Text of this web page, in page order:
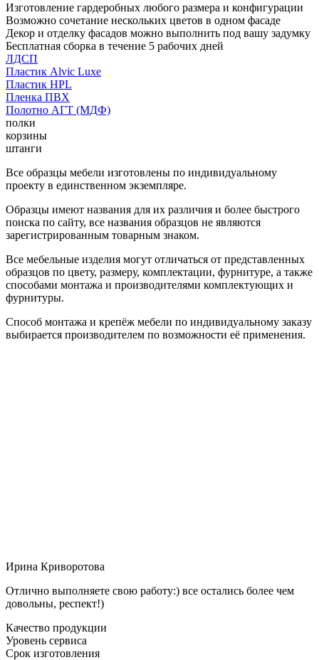
Изготовление гардеробных любого размера и конфигурации
Возможно сочетание нескольких цветов в одном фасаде
Декор и отделку фасадов можно выполнить под вашу задумку
Бесплатная сборка в течение 5 рабочих дней
ЛДСП
Пластик Alvic Luxe
Пластик HPL
Пленка ПВХ
Полотно АГТ (МДФ)
полки
корзины
штанги
Все образцы мебели изготовлены по индивидуальному
проекту в единственном экземпляре.
Образцы имеют названия для их различия и более быстрого
поиска по сайту, все названия образцов не являются
зарегистрированным товарным знаком.
Все мебельные изделия могут отличаться от представленных
образцов по цвету, размеру, комплектации, фурнитуре, а также
способами монтажа и производителями комплектующих и
фурнитуры.
Способ монтажа и крепёж мебели по индивидуальному заказу
выбирается производителем по возможности её применения.
Ирина Криворотова
Отлично выполняете свою работу:) все остались более чем
довольны, респект!)
Качество продукции
Уровень сервиса
Срок изготовления